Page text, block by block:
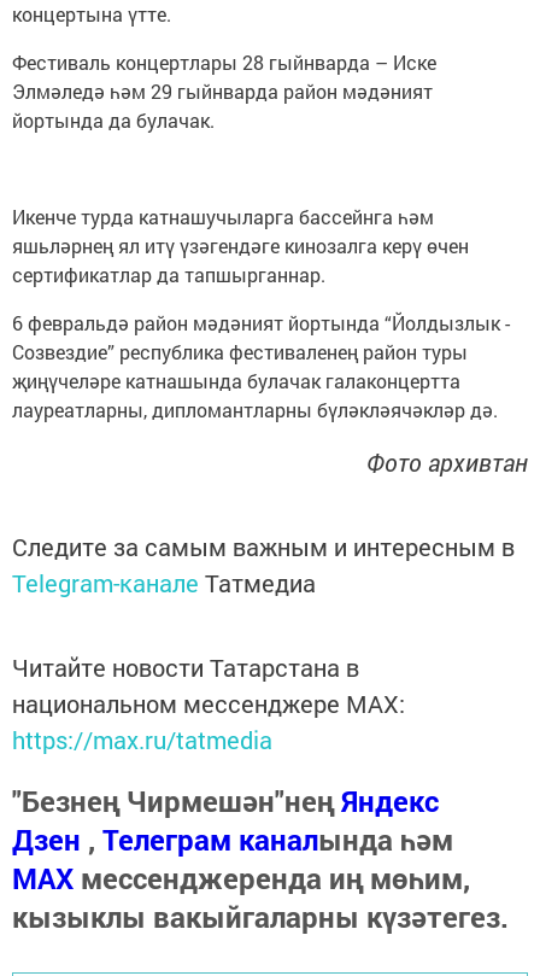
концертына үтте.
Фестиваль концертлары 28 гыйнварда – Иске
Элмәледә һәм 29 гыйнварда район мәдәният
йортында да булачак.
Икенче турда катнашучыларга бассейнга һәм
яшьләрнең ял итү үзәгендәге кинозалга керү өчен
сертификатлар да тапшырганнар.
6 февральдә район мәдәният йортында “Йолдызлык -
Созвездие” республика фестиваленең район туры
җиңүчеләре катнашында булачак галаконцертта
лауреатларны, дипломантларны бүләкләячәкләр дә.
Фото архивтан
Следите за самым важным и интересным в
Telegram-канале Татмедиа
Читайте новости Татарстана в
национальном мессенджере MАХ:
https://max.ru/tatmedia
"Безнең Чирмешән"неңЯндекс
Дзен , Телеграм каналында һәм
МАХ мессенджеренда иң мөһим,
кызыклы вакыйгаларны күзәтегез.